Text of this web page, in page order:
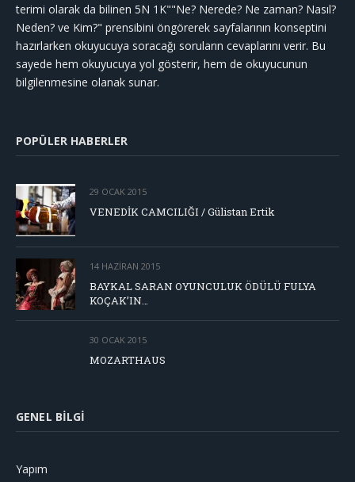
terimi olarak da bilinen 5N 1K""Ne? Nerede? Ne zaman? Nasıl?
Neden? ve Kim?" prensibini öngörerek sayfalarının konseptini
hazırlarken okuyucuya soracağı soruların cevaplarını verir. Bu
sayede hem okuyucuya yol gösterir, hem de okuyucunun
bilgilenmesine olanak sunar.
POPÜLER HABERLER
29 OCAK 2015
VENEDİK CAMCILIĞI / Gülistan Ertik
14 HAZIRAN 2015
BAYKAL SARAN OYUNCULUK ÖDÜLÜ FULYA
KOÇAK’IN…
30 OCAK 2015
MOZARTHAUS
GENEL BILGI
Yapım